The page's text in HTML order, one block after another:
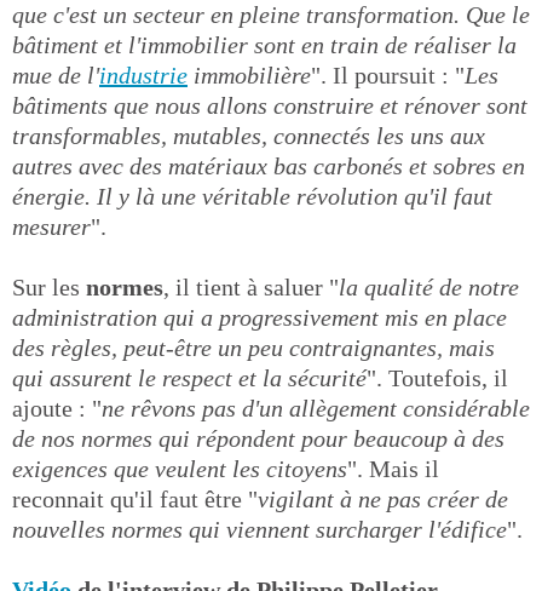
que c'est un secteur en pleine transformation. Que le
bâtiment et l'immobilier sont en train de réaliser la
mue de l'industrie immobilière". Il poursuit : "Les
bâtiments que nous allons construire et rénover sont
transformables, mutables, connectés les uns aux
autres avec des matériaux bas carbonés et sobres en
énergie. Il y là une véritable révolution qu'il faut
mesurer".
Sur les normes, il tient à saluer "la qualité de notre
administration qui a progressivement mis en place
des règles, peut-être un peu contraignantes, mais
qui assurent le respect et la sécurité". Toutefois, il
ajoute : "ne rêvons pas d'un allègement considérable
de nos normes qui répondent pour beaucoup à des
exigences que veulent les citoyens". Mais il
reconnait qu'il faut être "vigilant à ne pas créer de
nouvelles normes qui viennent surcharger l'édifice".